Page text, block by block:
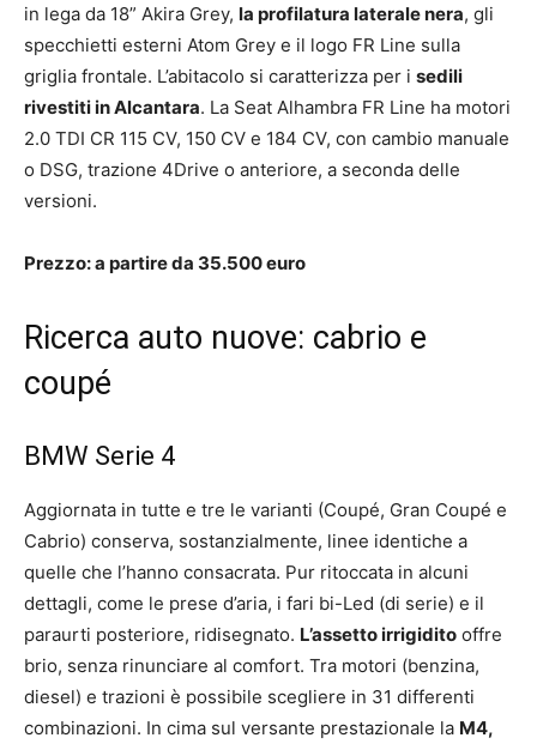
in lega da 18” Akira Grey, la profilatura laterale nera, gli
specchietti esterni Atom Grey e il logo FR Line sulla
griglia frontale. L’abitacolo si caratterizza per i sedili
rivestiti in Alcantara. La Seat Alhambra FR Line ha motori
2.0 TDI CR 115 CV, 150 CV e 184 CV, con cambio manuale
o DSG, trazione 4Drive o anteriore, a seconda delle
versioni.
Prezzo: a partire da 35.500 euro
Ricerca auto nuove: cabrio e
coupé
BMW Serie 4
Aggiornata in tutte e tre le varianti (Coupé, Gran Coupé e
Cabrio) conserva, sostanzialmente, linee identiche a
quelle che l’hanno consacrata. Pur ritoccata in alcuni
dettagli, come le prese d’aria, i fari bi-Led (di serie) e il
paraurti posteriore, ridisegnato. L’assetto irrigidito offre
brio, senza rinunciare al comfort. Tra motori (benzina,
diesel) e trazioni è possibile scegliere in 31 differenti
combinazioni. In cima sul versante prestazionale la M4,